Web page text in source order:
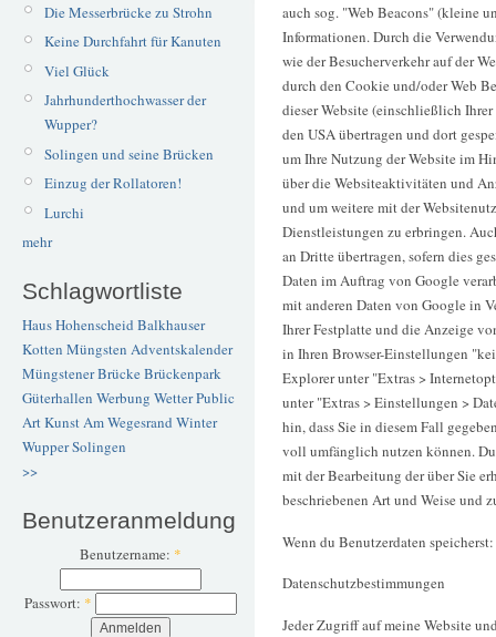
Die Messerbrücke zu Strohn
Keine Durchfahrt für Kanuten
Viel Glück
Jahrhunderthochwasser der
Wupper?
Solingen und seine Brücken
Einzug der Rollatoren!
Lurchi
mehr
Schlagwortliste
Haus Hohenscheid Balkhauser
Kotten Müngsten Adventskalender
Müngstener BrückeBrückenpark
Güterhallen Werbung WetterPublic
ArtKunstAm Wegesrand Winter
WupperSolingen
>>
Benutzeranmeldung
Benutzername: *
Passwort: *
auch sog. "Web Beacons" (kleine
Informationen. Durch die
wie der Besucherverkehr auf der
durch den Cookie und/oder Web
dieser Website (einschließlich
den USA übertragen und dort
um Ihre Nutzung der Website im
über die Websiteaktivitäten und
und um weitere mit der
Dienstleistungen zu erbringen.
an Dritte übertragen, sofern dies
Daten im Auftrag von Google
mit anderen Daten von Google in
Ihrer Festplatte und die Anzeige
in Ihren Browser-Einstellungen
Explorer unter "Extras >
unter "Extras > Einstellungen >
hin, dass Sie in diesem Fall
voll umfänglich nutzen können.
mit der Bearbeitung der über Sie
beschriebenen Art und Weise und
Wenn du Benutzerdaten speicherst:
Datenschutzbestimmungen
Jeder Zugriff auf meine Website